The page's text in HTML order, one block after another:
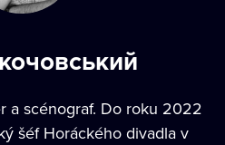
a scénograf. Do roku 2022
šéf Horáckého divadla v